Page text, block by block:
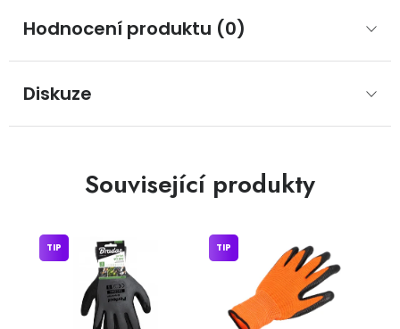
Hodnocení produktu (0)
Diskuze
Související produkty
TIP TIP